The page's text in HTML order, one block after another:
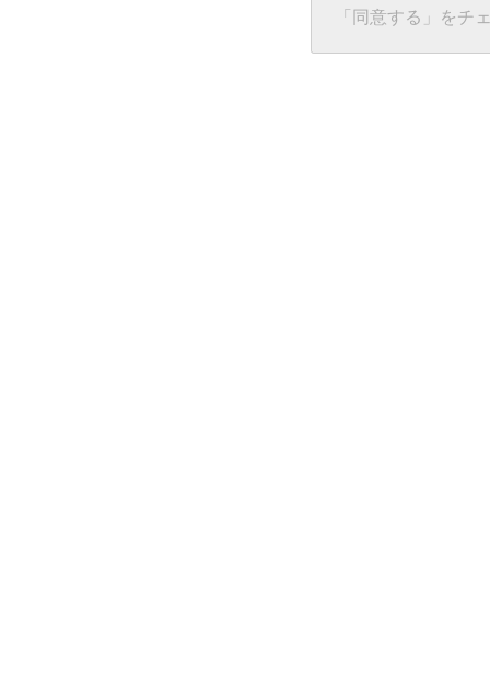
グローバルIPアドレス
接続ホスト情報
５．個人情報に関す
「同意する」をチ